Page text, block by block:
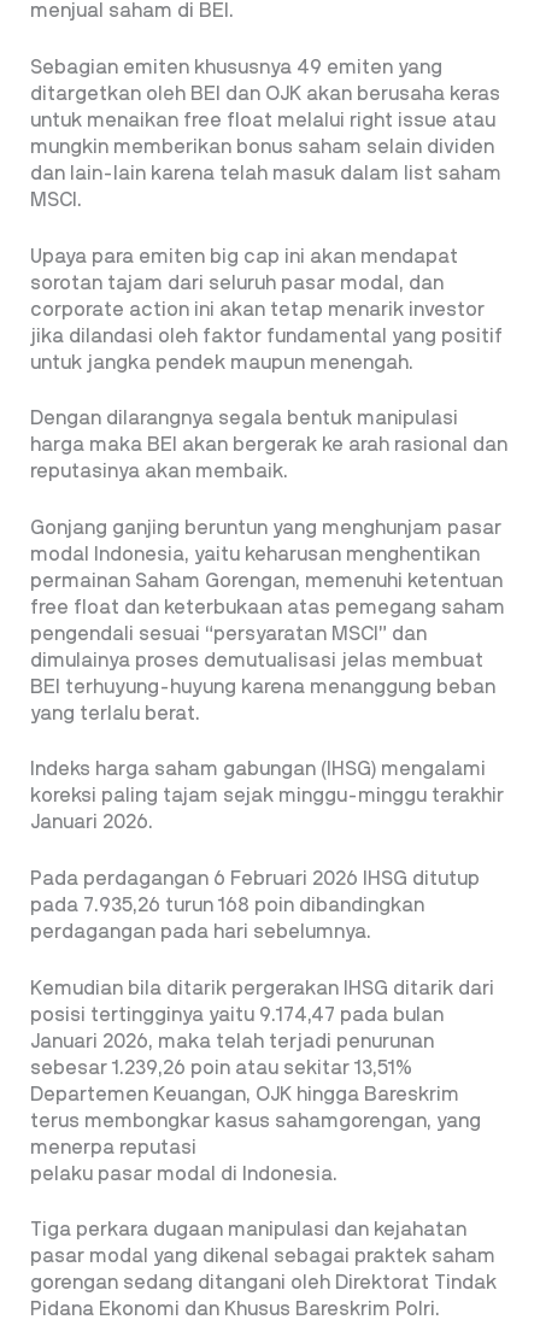
menjual saham di BEI.
Sebagian emiten khususnya 49 emiten yang
ditargetkan oleh BEI dan OJK akan berusaha keras
untuk menaikan free float melalui right issue atau
mungkin memberikan bonus saham selain dividen
dan lain-lain karena telah masuk dalam list saham
MSCI.
Upaya para emiten big cap ini akan mendapat
sorotan tajam dari seluruh pasar modal, dan
corporate action ini akan tetap menarik investor
jika dilandasi oleh faktor fundamental yang positif
untuk jangka pendek maupun menengah.
Dengan dilarangnya segala bentuk manipulasi
harga maka BEI akan bergerak ke arah rasional dan
reputasinya akan membaik.
Gonjang ganjing beruntun yang menghunjam pasar
modal Indonesia, yaitu keharusan menghentikan
permainan Saham Gorengan, memenuhi ketentuan
free float dan keterbukaan atas pemegang saham
pengendali sesuai “persyaratan MSCI” dan
dimulainya proses demutualisasi jelas membuat
BEI terhuyung-huyung karena menanggung beban
yang terlalu berat.
Indeks harga saham gabungan (IHSG) mengalami
koreksi paling tajam sejak minggu-minggu terakhir
Januari 2026.
Pada perdagangan 6 Februari 2026 IHSG ditutup
pada 7.935,26 turun 168 poin dibandingkan
perdagangan pada hari sebelumnya.
Kemudian bila ditarik pergerakan IHSG ditarik dari
posisi tertingginya yaitu 9.174,47 pada bulan
Januari 2026, maka telah terjadi penurunan
sebesar 1.239,26 poin atau sekitar 13,51%
Departemen Keuangan, OJK hingga Bareskrim
terus membongkar kasus sahamgorengan, yang
menerpa reputasi
pelaku pasar modal di Indonesia.
Tiga perkara dugaan manipulasi dan kejahatan
pasar modal yang dikenal sebagai praktek saham
gorengan sedang ditangani oleh Direktorat Tindak
Pidana Ekonomi dan Khusus Bareskrim Polri.